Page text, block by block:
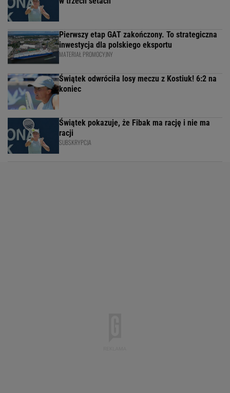
Pierwszy etap GAT zakończony. To strategiczna
inwestycja dla polskiego eksportu
MATERIAŁ PROMOCYJNY
Świątek odwróciła losy meczu z Kostiuk! 6:2 na
koniec
Świątek pokazuje, że Fibak ma rację i nie ma
racji
SUBSKRYPCJA